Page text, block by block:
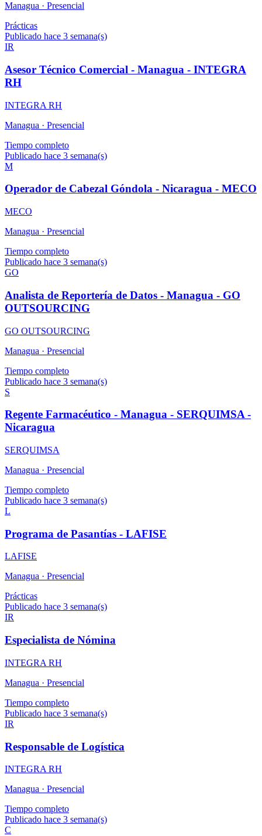
Managua · Presencial
Prácticas
Publicado hace 3 semana(s)
IR
Asesor Técnico Comercial - Managua - INTEGRA
RH
INTEGRA RH
Managua · Presencial
Tiempo completo
Publicado hace 3 semana(s)
M
Operador de Cabezal Góndola - Nicaragua - MECO
MECO
Managua · Presencial
Tiempo completo
Publicado hace 3 semana(s)
GO
Analista de Reportería de Datos - Managua - GO
OUTSOURCING
GO OUTSOURCING
Managua · Presencial
Tiempo completo
Publicado hace 3 semana(s)
S
Regente Farmacéutico - Managua - SERQUIMSA -
Nicaragua
SERQUIMSA
Managua · Presencial
Tiempo completo
Publicado hace 3 semana(s)
L
Programa de Pasantías - LAFISE
LAFISE
Managua · Presencial
Prácticas
Publicado hace 3 semana(s)
IR
Especialista de Nómina
INTEGRA RH
Managua · Presencial
Tiempo completo
Publicado hace 3 semana(s)
IR
Responsable de Logística
INTEGRA RH
Managua · Presencial
Tiempo completo
Publicado hace 3 semana(s)
C